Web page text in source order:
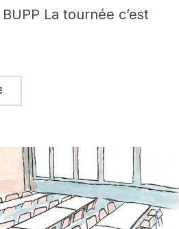
La tournée c’est